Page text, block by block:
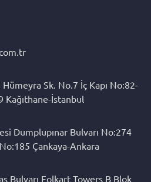
Sk. No.7 İç Kapı No:82-
Kağıthane-İstanbul
Dumplupınar Bulvarı No:274
Çankaya-Ankara
Bulvarı Folkart Towers B Blok